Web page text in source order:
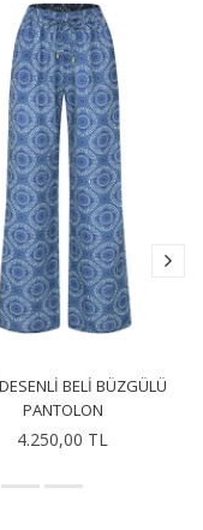
BELI BÜZGÜLÜ
PANTOLON
4.250,00 TL